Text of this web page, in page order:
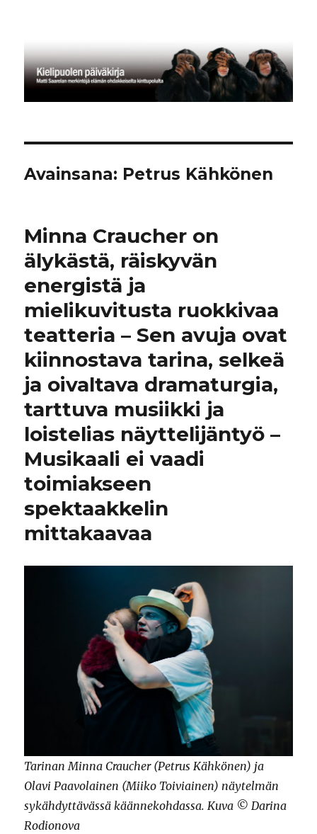
Avainsana: Petrus Kähkönen
Minna Craucher on
älykästä, räiskyvän
energistä ja
mielikuvitusta ruokkivaa
teatteria – Sen avuja ovat
kiinnostava tarina, selkeä
ja oivaltava dramaturgia,
tarttuva musiikki ja
loistelias näyttelijäntyö –
Musikaali ei vaadi
toimiakseen
spektaakkelin
mittakaavaa
Tarinan Minna Craucher (Petrus Kähkönen) ja
Olavi Paavolainen (Miiko Toiviainen) näytelmän
sykähdyttävässä käännekohdassa. Kuva © Darina
Rodionova